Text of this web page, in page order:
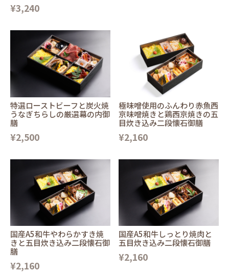
¥3,240
特選ローストビーフと炭火焼
うなぎちらしの厳選幕の内御
膳
¥2,500
極味噌使用のふんわり赤魚西
京味噌焼きと鶏西京焼きの五
目炊き込み二段懐石御膳
¥2,160
国産A5和牛やわらかすき焼
きと五目炊き込み二段懐石御
膳
¥2,160
国産A5和牛しっとり焼肉と
五目炊き込み二段懐石御膳
¥2,160